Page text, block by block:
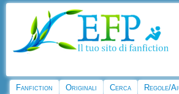
Fanfiction Originali Cerca Regole/